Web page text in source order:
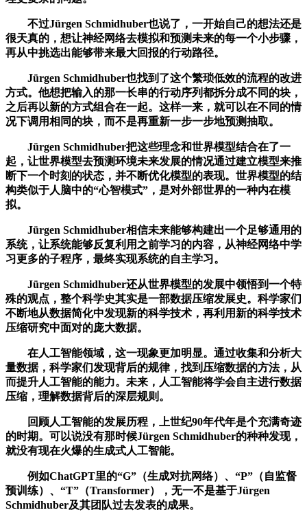
不过Jürgen Schmidhuber也说了，一开始自己的想法还是
很天真的，想让神经网络去模拟和预测未来的每一个小步骤，
再从中挑选出能够带来最大回报的行动路径。
Jürgen Schmidhuber也找到了这个繁琐低效的流程的改进
方式。他想把输入的那一长串的行动序列都拆分成不同的块，
之后再以新的方式组合在一起。这样一来，就可以在不同的情
况下调用相同的块，而不是再重新一步一步地预测抽取。
Jürgen Schmidhuber把这些理念和世界模型结合在了一
起，让世界模型去预测环境未来发展的情况通过建立模型来推
断下一个时刻的状态，并不断优化模型的表现。世界模型的结
构类似于人脑中的“心智模式”，是对外部世界的一种内在模
拟。
Jürgen Schmidhuber相信未来能够构建出一个足够通用的
系统，让系统能够反复利用之前学习的内容，从神经网络中学
习更多的子程序，最终实现系统的自主学习。
Jürgen Schmidhuber还从世界模型的发展中领悟到一个特
殊的观点，整个科学史其实是一部数据压缩发展史。科学家们
不断地从数据简化中发现新的科学技术，再利用新的科学技术
压缩研究中面对的庞大数据。
在人工智能领域，这一现象更加明显。通过收集和分析大
量数据，科学家们发现背后的规律，找到压缩数据的方法，从
而提升人工智能的能力。未来，人工智能将学会自主进行数据
压缩，理解数据背后的深层规则。
回顾人工智能的发展历程，上世纪90年代年是个充满奇迹
的时期。可以说没有那时候Jürgen Schmidhuber的种种发现，
就没有现在火爆的生成式人工智能。
例如ChatGPT里的“G”（生成对抗网络）、“P”（自监督
预训练）、“T”（Transformer），无一不是基于Jürgen
Schmidhuber及其团队过去发表的成果。